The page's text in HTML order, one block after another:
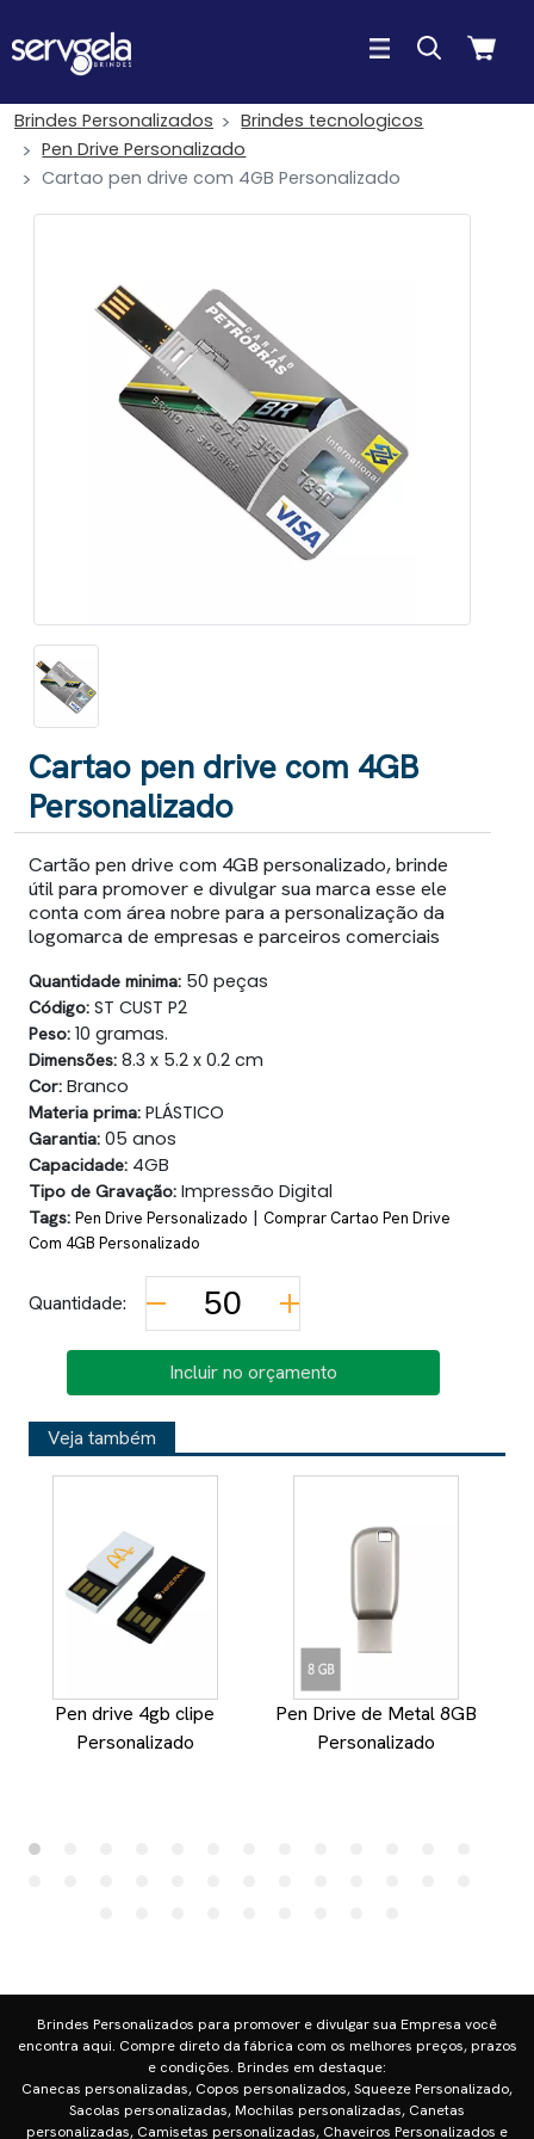
Brindes Personalizados
Brindes tecnologicos
Pen Drive Personalizado
Cartao pen drive com 4GB Personalizado
Cartao pen drive com 4GB
Personalizado
Cartão pen drive com 4GB personalizado, brinde
útil para promover e divulgar sua marca esse ele
conta com área nobre para a personalização da
logomarca de empresas e parceiros comerciais
Quantidade minima: 50 peças
Código: ST CUST P2
Peso: 10 gramas.
Dimensões: 8.3 x 5.2 x 0.2 cm
Cor: Branco
Materia prima: PLÁSTICO
Garantia: 05 anos
Capacidade: 4GB
Tipo de Gravação: Impressão Digital
Tags: Pen Drive Personalizado | Comprar Cartao Pen Drive
Com 4GB Personalizado
Quantidade:
Incluir no orçamento
Veja também
Pen drive 4gb clipe
Personalizado
Pen Drive de Metal 8GB
Personalizado
Brindes Personalizados para promover e divulgar sua Empresa você
encontra aqui. Compre direto da fábrica com os melhores preços, prazos
e condições. Brindes em destaque:
Canecas personalizadas, Copos personalizados, Squeeze Personalizado,
Sacolas personalizadas, Mochilas personalizadas, Canetas
personalizadas, Camisetas personalizadas, Chaveiros Personalizados e